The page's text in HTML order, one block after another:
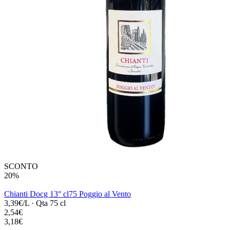
SCONTO
20%
Chianti Docg 13° cl75 Poggio al Vento
3,39€/L · Qta 75 cl
2,54€
3,18€